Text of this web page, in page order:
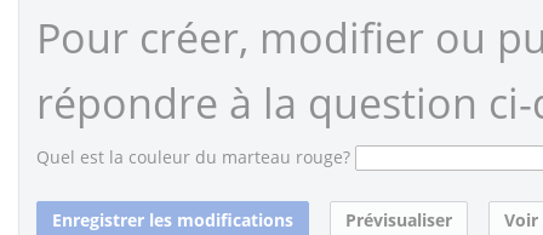
Pour créer, modifier ou
répondre à la question ci-
Quel est la couleur du marteau rouge?